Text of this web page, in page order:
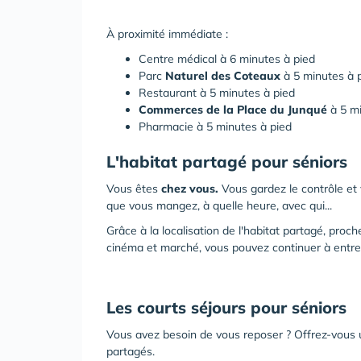
À proximité immédiate :
Centre médical à 6 minutes à pied
Parc Naturel des Coteaux à 5 minutes à
Restaurant à 5 minutes à pied
Commerces de la Place du Junqué à 5
Pharmacie à 5 minutes à pied
L'habitat partagé pour séniors
Vous êtes chez vous. Vous gardez le contrôle
que vous mangez, à quelle heure, avec qui...
Grâce à la localisation de l'habitat partagé,
cinéma et marché, vous pouvez continuer à
Les courts séjours pour séniors
Vous avez besoin de vous reposer ? Offrez-
partagés.